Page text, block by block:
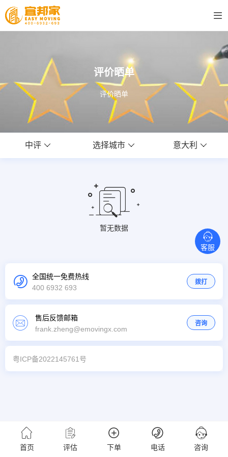
评价晒单
评价晒单
中评 选择城市 意大利
暂无数据
全国统一免费热线
400 6932 693
拨打
售后反馈邮箱
frank.zheng@emovingx.com
咨询
粤ICP备2022145761号
首页 评估 下单 电话 咨询
客服